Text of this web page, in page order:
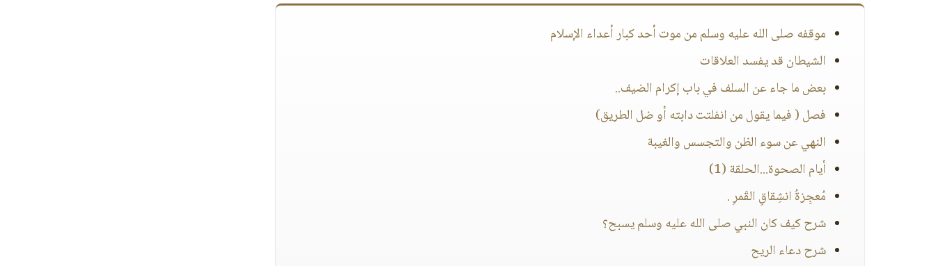
موقفه صلى الله عليه وسلم من موت أحد كبار أعداء الإسلام
الشيطان قد يفسد العلاقات
بعض ما جاء عن السلف في باب إكرام الضيف..
فصل ( فيما يقول من انفلتت دابته أو ضل الطريق)
النهي عن سوء الظن والتجسس والغيبة
أيام الصحوة...الحلقة (1)
مُعجِزةُ انشِقاقِ القَمرِ .
شرح كيف كان النبي صلى الله عليه وسلم يسبح؟
شرح دعاء الريح